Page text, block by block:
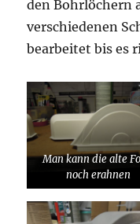
den Bohrlöchern
verschiedenen
bearbeitet bis es
Man kann die alte
noch erahnen